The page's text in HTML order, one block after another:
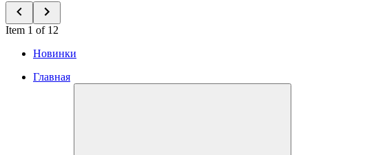
Item 1 of 12
Новинки
Главная